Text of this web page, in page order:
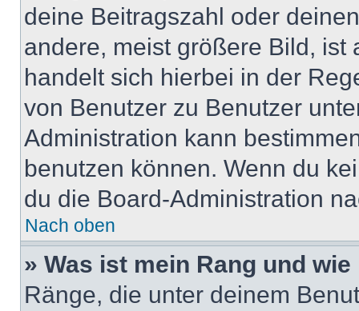
deine Beitragszahl oder
andere, meist größere Bild, ist
handelt sich hierbei in der
von Benutzer zu Benutzer
Administration kann
benutzen können. Wenn du
du die Board-Administration
Nach oben
» Was ist mein Rang und
Ränge, die unter deinem